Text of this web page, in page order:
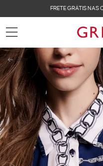
FRETE GRÁTIS NAS
Voltar